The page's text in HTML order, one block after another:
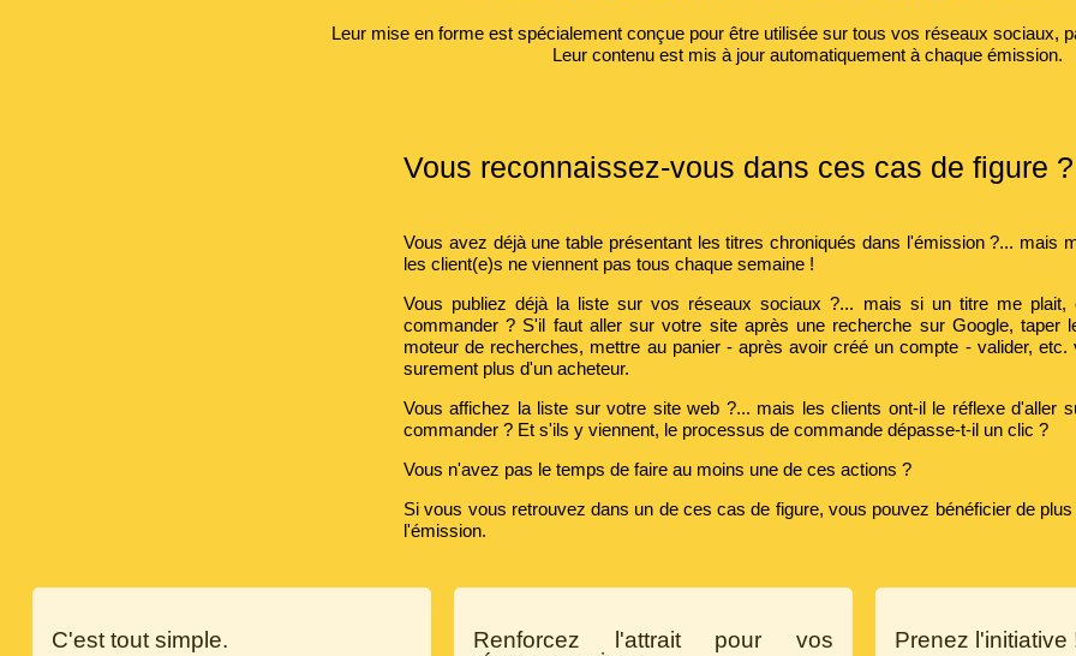
Leur mise en forme est spécialement conçue pour être utilisée sur tous vos réseaux sociaux,
Leur contenu est mis à jour automatiquement à chaque émission.
Vous reconnaissez-vous dans ces cas de figure ?
Vous avez déjà une table présentant les titres chroniqués dans l'émission ?... mais
les client(e)s ne viennent pas tous chaque semaine !
Vous publiez déjà la liste sur vos réseaux sociaux ?... mais si un titre me plait,
commander ? S'il faut aller sur votre site après une recherche sur Google, taper
moteur de recherches, mettre au panier - après avoir créé un compte - valider, etc.
surement plus d'un acheteur.
Vous affichez la liste sur votre site web ?... mais les clients ont-il le réflexe d'aller
commander ? Et s'ils y viennent, le processus de commande dépasse-t-il un clic ?
Vous n'avez pas le temps de faire au moins une de ces actions ?
Si vous vous retrouvez dans un de ces cas de figure, vous pouvez bénéficier de
l'émission.
C'est tout simple.
Renforcez l'attrait pour vos
Prenez l'initiative